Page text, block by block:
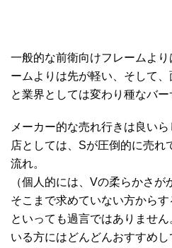
一般的な前衛向けフレームよ
ームよりは先が軽い、そして、
と業界としては変わり種なバー
メーカー的な売れ行きは良い
店としては、Sが圧倒的に売れ
流れ。
（個人的には、Vの柔らかさ
そこまで求めていない方から
といっても過言ではありませ
いる方にはどんどんおすすめ